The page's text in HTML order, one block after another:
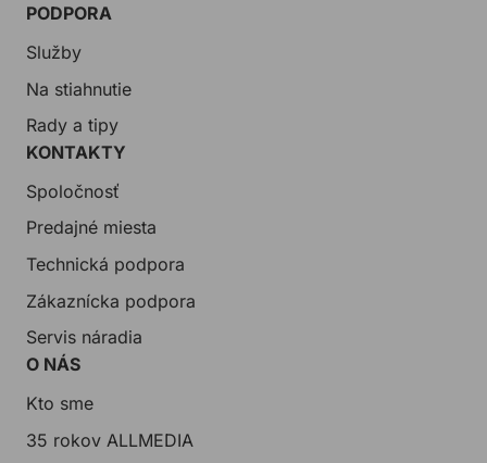
PODPORA
Služby
Na stiahnutie
Rady a tipy
KONTAKTY
Spoločnosť
Predajné miesta
Technická podpora
Zákaznícka podpora
Servis náradia
O NÁS
Kto sme
35 rokov ALLMEDIA